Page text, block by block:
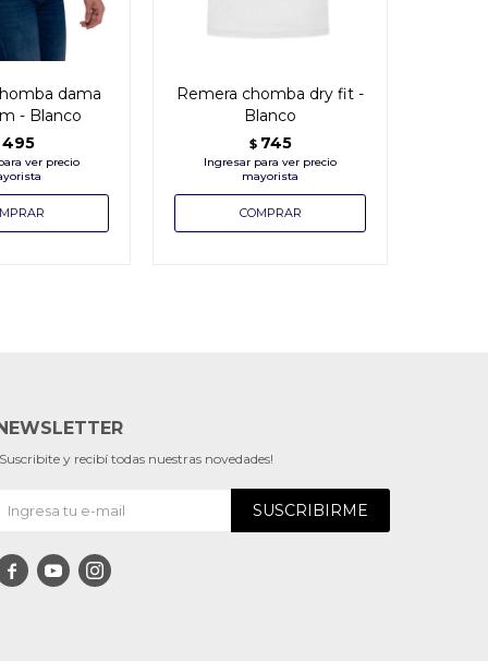
dama
- Blanco
495
Remera chomba dry fit -
Blanco
$ 745
y recibí todas nuestras novedades!
SUSCRIBIRME
  